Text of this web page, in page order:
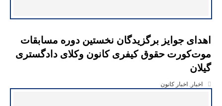
اهدای جوایز برگزیدگان نخستین دوره مسابقات
موت‌کورت حقوق کیفری کانون وکلای دادگستری
گیلان
اخبار , اخبار کانون